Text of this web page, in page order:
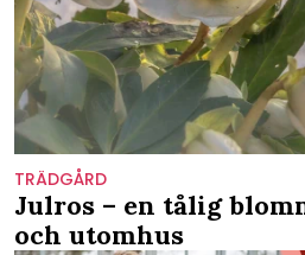
TRÄDGÅRD
Julros – en tålig
och utomhus